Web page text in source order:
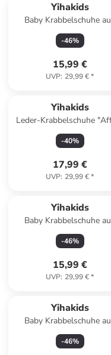
Yihakids
Baby Krabbelschuhe
Leder, weiche
mit rutschfester Sohle
-46%
15,99 €
UVP: 29,99 €*
Yihakids
Leder-Krabbelschuhe
in Schwarz
-40%
17,99 €
UVP: 29,99 €*
Yihakids
Baby Krabbelschuhe
Leder, weiche
mit rutschfester Sohle
-46%
15,99 €
UVP: 29,99 €*
Yihakids
Baby Krabbelschuhe
Leder, weiche
mit rutschfester Sohle
-46%